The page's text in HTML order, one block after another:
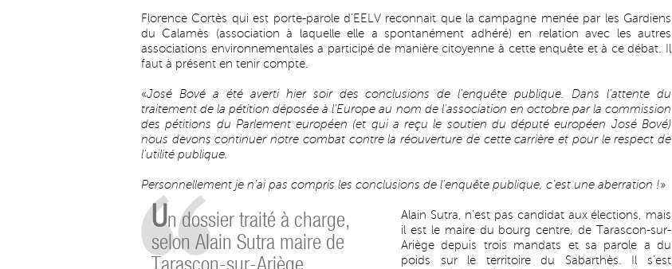
Florence Cortès qui est porte-parole d’EELV reconnait que la campagne menée par les Gardiens
du Calamès (association à laquelle elle a spontanément adhéré) en relation avec les autres
associations environnementales a participé de manière citoyenne à cette enquête et à ce débat. Il
faut à présent en tenir compte.
«José Bové a été averti hier soir des conclusions de l’enquête publique. Dans l’attente du
traitement de la pétition déposée à l’Europe au nom de l’association en octobre par la commission
des pétitions du Parlement européen (et qui a reçu le soutien du député européen José Bové)
nous devons continuer notre combat contre la réouverture de cette carrière et pour le respect de
l’utilité publique.
Personnellement je n’ai pas compris les conclusions de l’enquête publique, c’est une aberration !»
Un dossier traité à charge,
selon Alain Sutra maire de
Alain Sutra, n’est pas candidat aux élections, mais
il est le maire du bourg centre, de Tarascon-sur-
Ariège depuis trois mandats et sa parole a du
poids sur le territoire du Sabarthès. Il s’est